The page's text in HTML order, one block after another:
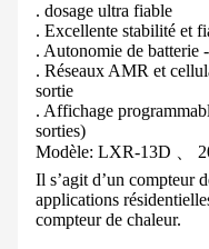
. dosage ultra fiable
. Excellente stabilité et
. Autonomie de batterie
. Réseaux AMR et
sortie
. Affichage
sorties)
Modèle: LXR-13D 、
Il s’agit d’un compteur
applications
compteur de chaleur.